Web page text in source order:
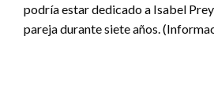
podría estar dedicado a Isabel
pareja durante siete años.